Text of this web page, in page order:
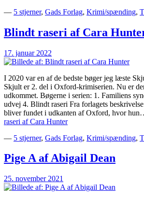
— 5 stjerner, Gads Forlag, Krimi/spænding,
Blindt raseri af Cara
17. januar 2022
I 2020 var en af de bedste bøger jeg læste
Skjult er 2. del i Oxford-krimiserien. Nu er
udkommet. Bøgerne i serien: 1. Familiens
udvej 4. Blindt raseri Fra forlagets
bliver fundet i udkanten af Oxford, hvor
raseri af Cara Hunter
— 5 stjerner, Gads Forlag, Krimi/spænding,
Pige A af Abigail Dean
25. november 2021